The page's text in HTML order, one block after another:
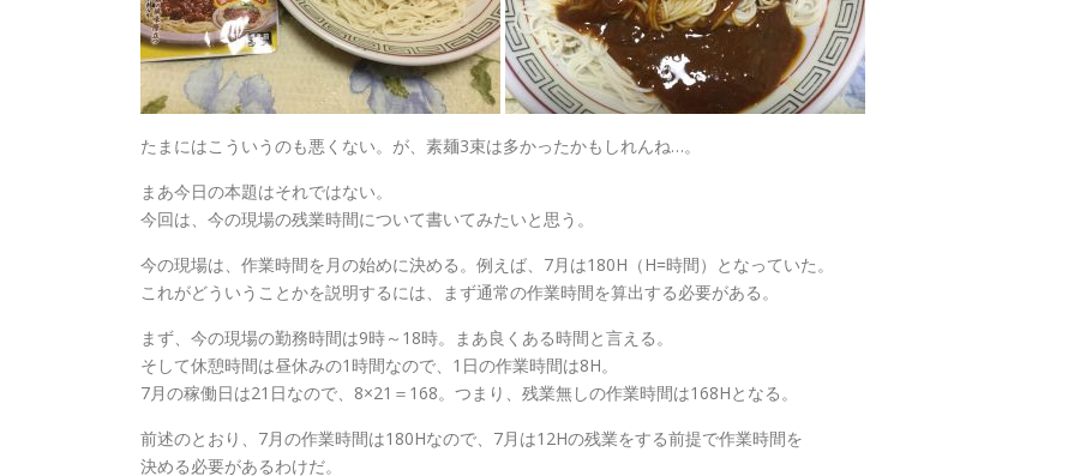
たまにはこういうのも悪くない。が、素麺3束は多かったかもしれんね…。
まあ今日の本題はそれではない。
今回は、今の現場の残業時間について書いてみたいと思う。
今の現場は、作業時間を月の始めに決める。例えば、7月は180H（H=時間）となっていた。
これがどういうことかを説明するには、まず通常の作業時間を算出する必要がある。
まず、今の現場の勤務時間は9時～18時。まあ良くある時間と言える。
そして休憩時間は昼休みの1時間なので、1日の作業時間は8H。
7月の稼働日は21日なので、8×21＝168。つまり、残業無しの作業時間は168Hとなる。
前述のとおり、7月の作業時間は180Hなので、7月は12Hの残業をする前提で作業時間を
決める必要があるわけだ。